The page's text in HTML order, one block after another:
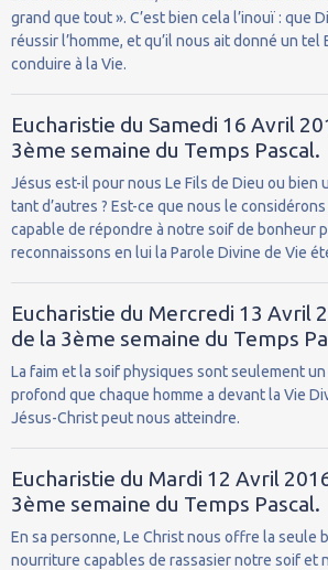
grand que tout ». C’est bien cela l’inouï : que
réussir l’homme, et qu’il nous ait donné un tel
conduire à la Vie.
Eucharistie du Samedi 16 Avril
3ème semaine du Temps Pascal.
Jésus est-il pour nous Le Fils de Dieu ou bien
tant d’autres ? Est-ce que nous le
capable de répondre à notre soif de bonheur
reconnaissons en lui la Parole Divine de Vie
Eucharistie du Mercredi 13 Avril
de la 3ème semaine du Temps
La faim et la soif physiques sont seulement
profond que chaque homme a devant la Vie
Jésus-Christ peut nous atteindre.
Eucharistie du Mardi 12 Avril
3ème semaine du Temps Pascal.
En sa personne, Le Christ nous offre la seule
nourriture capables de rassasier notre soif et